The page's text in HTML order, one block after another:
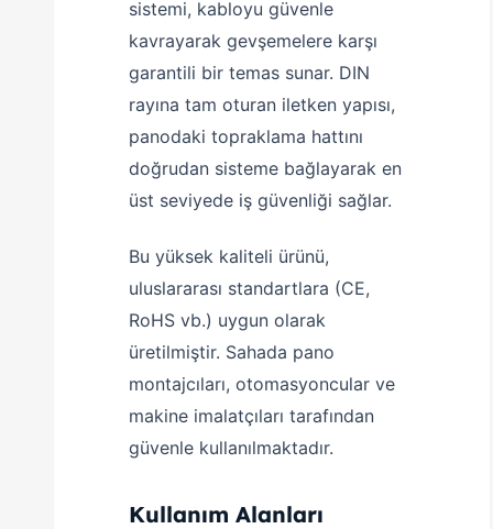
sistemi, kabloyu güvenle
kavrayarak gevşemelere karşı
garantili bir temas sunar. DIN
rayına tam oturan iletken yapısı,
panodaki topraklama hattını
doğrudan sisteme bağlayarak en
üst seviyede iş güvenliği sağlar.
Bu yüksek kaliteli ürünü,
uluslararası standartlara (CE,
RoHS vb.) uygun olarak
üretilmiştir. Sahada pano
montajcıları, otomasyoncular ve
makine imalatçıları tarafından
güvenle kullanılmaktadır.
Kullanım Alanları